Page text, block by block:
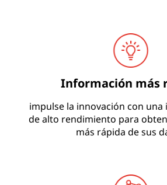
Información más
impulse la innovación con
de alto rendimiento para
más rápida de sus